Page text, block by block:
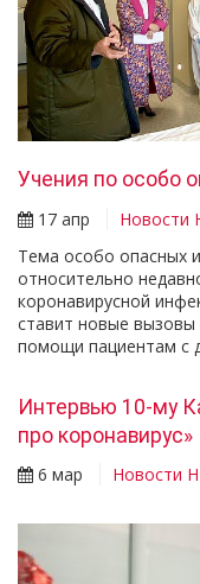
Учения по особо
17 апр
Новости
Тема особо опасных
относительно
коронавирусной
ставит новые вызовы
помощи пациентам с
Интервью 10-му
про коронавирус»
6 мар Новости